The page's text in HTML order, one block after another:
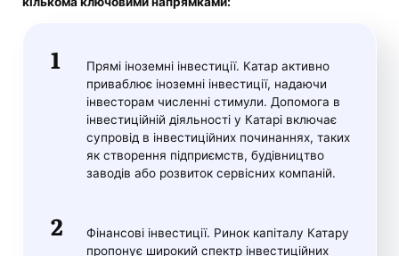
Прямі іноземні інвестиції. Катар активно
приваблює іноземні інвестиції, надаючи
інвесторам численні стимули. Допомога в
інвестиційній діяльності у Катарі включає
супровід в інвестиційних починаннях, таких
як створення підприємств, будівництво
заводів або розвиток сервісних компаній.
Фінансові інвестиції. Ринок капіталу Катару
пропонує широкий спектр інвестиційних